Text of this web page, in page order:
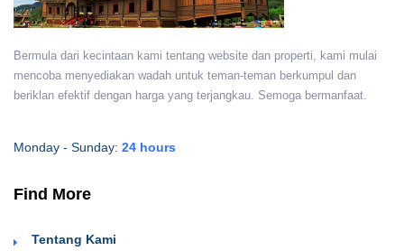
Bermula dari kecintaan kami tentang website dan properti, kami mulai
mencoba menyediakan wadah untuk teman-teman berkumpul dan
beriklan efektif dengan harga yang terjangkau. Semoga bermanfaat.
Monday - Sunday: 24 hours
Find More
Tentang Kami